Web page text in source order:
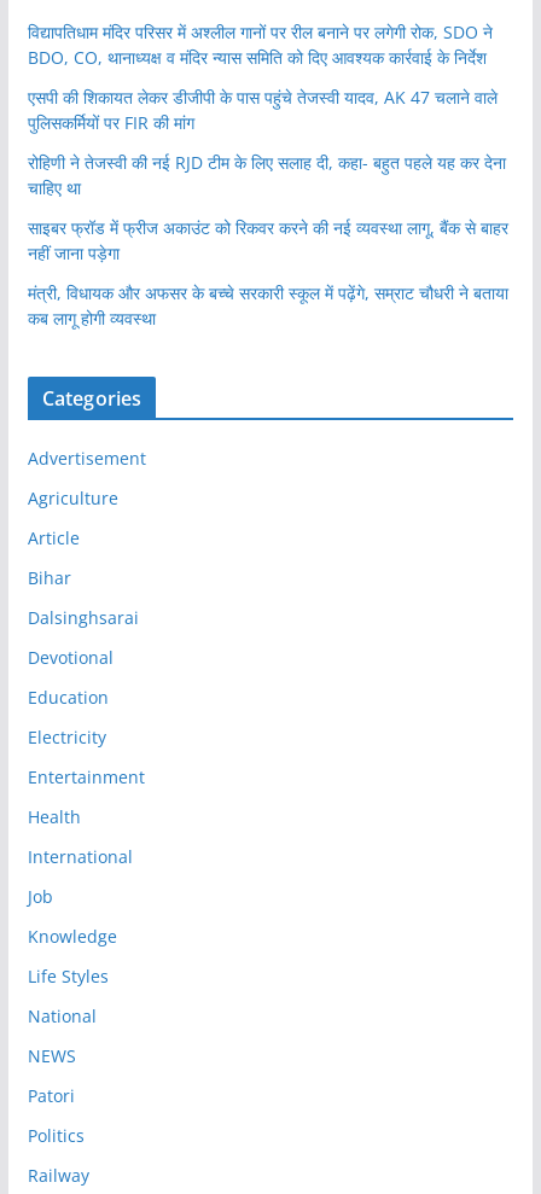
विद्यापतिधाम मंदिर परिसर में अश्लील गानों पर रील बनाने पर लगेगी रोक, SDO ने
BDO, CO, थानाध्यक्ष व मंदिर न्यास समिति को दिए आवश्यक कार्रवाई के निर्देश
एसपी की शिकायत लेकर डीजीपी के पास पहुंचे तेजस्वी यादव, AK 47 चलाने वाले
पुलिसकर्मियों पर FIR की मांग
रोहिणी ने तेजस्वी की नई RJD टीम के लिए सलाह दी, कहा- बहुत पहले यह कर देना
चाहिए था
साइबर फ्रॉड में फ्रीज अकाउंट को रिकवर करने की नई व्यवस्था लागू, बैंक से बाहर
नहीं जाना पड़ेगा
मंत्री, विधायक और अफसर के बच्चे सरकारी स्कूल में पढ़ेंगे, सम्राट चौधरी ने बताया
कब लागू होगी व्यवस्था
Categories
Advertisement
Agriculture
Article
Bihar
Dalsinghsarai
Devotional
Education
Electricity
Entertainment
Health
International
Job
Knowledge
Life Styles
National
NEWS
Patori
Politics
Railway